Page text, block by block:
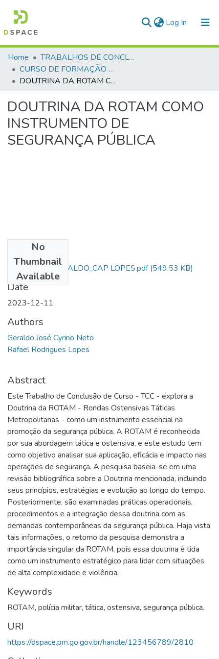
Log In (current)
Communities & Collections
All of DSpace
Home
TRABALHOS DE CONCLUSÃO DE CURSO - CFP (CURSO DE FORMAÇÃO DE PRAÇAS)
CURSO DE FORMAÇÃO DE PRAÇAS - CFP - 2023
DOUTRINA DA ROTAM COMO INSTRUMENTO DE SEGURANÇA PÚBLICA
DOUTRINA DA ROTAM COMO
INSTRUMENTO DE
SEGURANÇA PÚBLICA
No
Thumbnail
Available
TCC_ AL SD GERALDO_CAP LOPES.pdf(549.53 KB)
Date
2023-12-11
Authors
Geraldo José Cyrino Neto
Rafael Rodrigues Lopes
Abstract
Este Trabalho de Conclusão de Curso - TCC - explora a
Doutrina da ROTAM - Rondas Ostensivas Táticas
Metropolitanas - como um instrumento essencial na
promoção da segurança pública. A ROTAM é reconhecida
por sua abordagem tática e ostensiva, e este estudo tem
como objetivo analisar sua aplicação, eficácia e impacto nas
operações de segurança. A pesquisa baseia-se em uma
revisão bibliográfica sobre a Doutrina mencionada, incluindo
seus princípios, estratégias e evolução ao longo do tempo.
Posteriormente, são examinadas práticas operacionais,
procedimentos e a integração dessa doutrina com as
demandas contemporâneas da segurança pública. Haja vista
tais informações, o retorno da pesquisa demonstra a
importância singular da ROTAM, pois essa doutrina é tida
como um instrumento estratégico para lidar com situações
de alta complexidade e violência.
Keywords
ROTAM, polícia militar, tática, ostensiva, segurança pública.
URI
https://dspace.pm.go.gov.br/handle/123456789/2810